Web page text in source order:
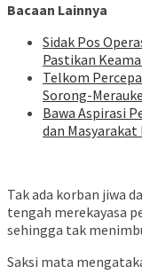
Bacaan Lainnya
Sidak Pos
Pastikan
Telkom
Sorong-Merauke
Bawa Aspirasi
dan
Tak ada korban jiwa
tengah merekayasa
sehingga tak
Saksi mata